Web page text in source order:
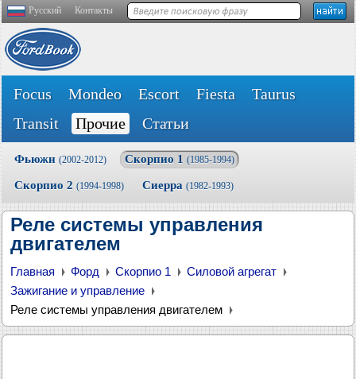
Русский Контакты
Focus Mondeo Escort Fiesta
Taurus
Transit
Прочие Статьи
Фьюжн (2002-2012) Скорпио 1 (1985-1994)
Скорпио 2 (1994-1998) Сиерра (1982-1993)
Реле системы управления
двигателем
Главная Форд Скорпио 1
Силовой агрегат
Зажигание и управление
Реле системы управления двигателем